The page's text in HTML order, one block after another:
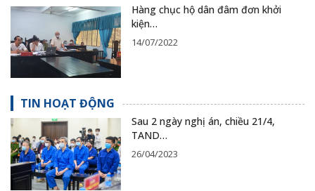
Hàng chục hộ dân đâm đơn khởi
kiện…
14/07/2022
TIN HOẠT ĐỘNG
Sau 2 ngày nghị án, chiều 21/4,
TAND…
26/04/2023